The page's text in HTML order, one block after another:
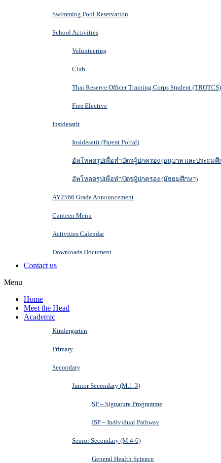
Swimming Pool Reservation
School Activities
Volunteering
Club
Thai Reserve Officer Training Corps Student (TROTCS)
Free Elective
Insidesatit
Insidesatit (Parent Portal)
อัพโหลดรูปเพื่อทำบัตรผู้ปกครอง (อนุบาล และประถมศึ
อัพโหลดรูปเพื่อทำบัตรผู้ปกครอง (มัธยมศึกษา)
AY2566 Grade Announcement
Canteen Menu
Activities Calendar
Downloads Document
Contact us
Menu
Home
Meet the Head
Academic
Kindergarten
Primary
Secondary
Junior Secondary (M.1-3)
SP – Signature Programme
ISP – Individual Pathway
Senior Secondary (M.4-6)
General Health Science